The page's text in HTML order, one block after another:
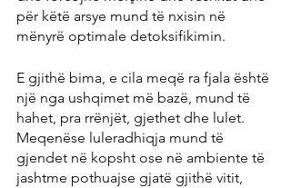
për këtë arsye mund të nxisin në
mënyrë optimale detoksifikimin.
E gjithë bima, e cila meqë ra fjala është
një nga ushqimet më bazë, mund të
hahet, pra rrënjët, gjethet dhe lulet.
Meqenëse luleradhiqja mund të
gjendet në kopsht ose në ambiente të
jashtme pothuajse gjatë gjithë vitit,